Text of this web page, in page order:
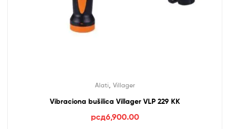
Alati Villager
Vibraciona bušilica Villager VLP 229 KK
рсд6,900.00